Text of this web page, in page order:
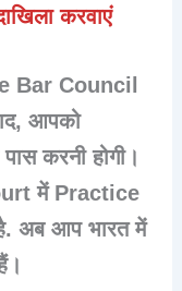
करवाएं
Bar Council
आपको
करनी होगी।
में Practice
अब आप भारत में